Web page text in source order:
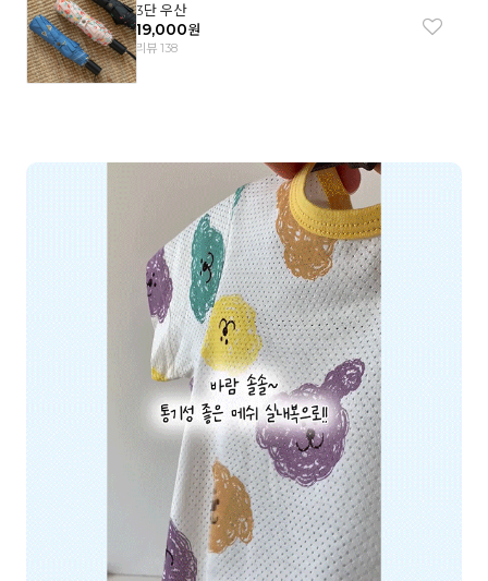
3단 우산
19,000원
리뷰 138